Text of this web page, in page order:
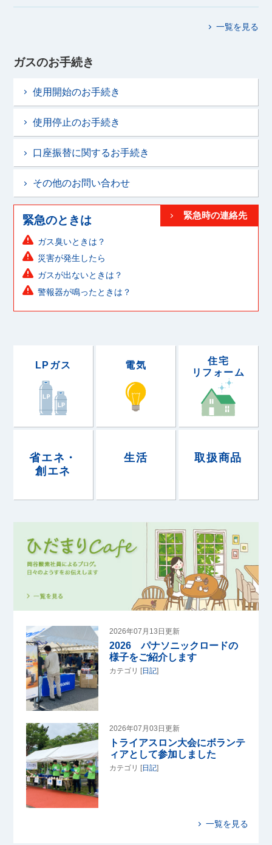
一覧を見る
ガスのお手続き
使用開始のお手続き
使用停止のお手続き
口座振替に関するお手続き
その他のお問い合わせ
緊急のときは 緊急時の連絡先
ガス臭いときは？
災害が発生したら
ガスが出ないときは？
警報器が鳴ったときは？
LPガス 電気
住宅
リフォーム
省エネ・
創エネ
生活 取扱商品
2026年07月13日更新
2026 パナソニックロードの
様子をご紹介します
カテゴリ [日記]
2026年07月03日更新
トライアスロン大会にボランテ
ィアとして参加しました
カテゴリ [日記]
一覧を見る